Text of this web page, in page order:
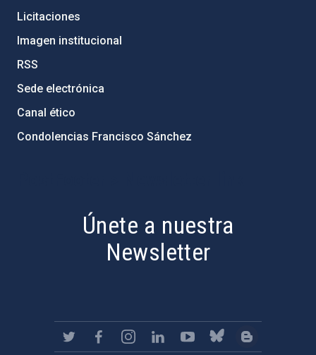
Licitaciones
Imagen institucional
RSS
Sede electrónica
Canal ético
Condolencias Francisco Sánchez
Únete a nuestra
Newsletter